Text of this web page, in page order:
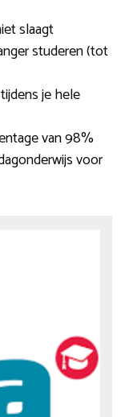
slaagt
studeren (tot
je hele
van 98%
voor